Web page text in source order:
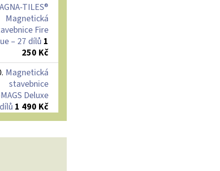
TILES®
Magnetická
Fire
– 27 dílů 1
250 Kč
Magnetická
stavebnice
Deluxe
1 490 Kč